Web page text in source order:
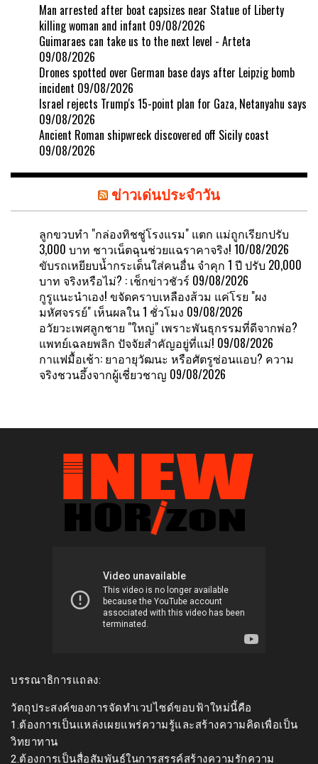
Man arrested after boat capsizes near Statue of Liberty
killing woman and infant 09/08/2026
Guimaraes can take us to the next level - Arteta
09/08/2026
Drones spotted over German base days after Leipzig bomb
incident 09/08/2026
Israel rejects Trump's 15-point plan for Gaza, Netanyahu says
09/08/2026
Ancient Roman shipwreck discovered off Sicily coast
09/08/2026
ข่าวเด่นประจำวัน
ลูกขวบทำ "กล่องทิชชู่โรงแรม" แตก แม่ถูกเรียกปรับ
3,000 บาท ชาวเน็ตฉุนช่วยแฉราคาจริง! 10/08/2026
ขับรถเหยียบน้ำกระเด็นใส่คนอื่น จำคุก 1 ปี ปรับ 20,000
บาท จริงหรือไม่? : เช็กข่าวชัวร์ 09/08/2026
กูรูแนะนำเอง! ขจัดคราบเหลืองส้วม แค่โรย "ผง
มหัศจรรย์" เห็นผลใน 1 ชั่วโมง 09/08/2026
อวัยวะเพศลูกชาย "ใหญ่" เพราะพันธุกรรมที่ดีจากพ่อ?
แพทย์เฉลยพลิก ปัจจัยสำคัญอยู่ที่แม่! 09/08/2026
กาแฟมื้อเช้า: ยาอายุวัฒนะ หรือศัตรูซ่อนแอบ? ความ
จริงชวนอึ้งจากผู้เชี่ยวชาญ 09/08/2026
บรรณาธิการแถลง:
วัตถุประสงค์ของการจัดทำเวปไซด์ขอบฟ้าใหม่นี้คือ
1.ต้องการเป็นแหล่งเผยแพร่ความรู้และสร้างความคิดเพื่อเป็น
วิทยาทาน
2.ต้องการเป็นสื่อสัมพันธ์ในการสรรค์สร้างความรักความ